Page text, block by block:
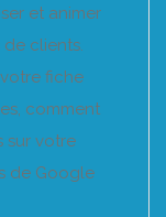
et animer
clients.
fiche
comment
sur votre
de Google